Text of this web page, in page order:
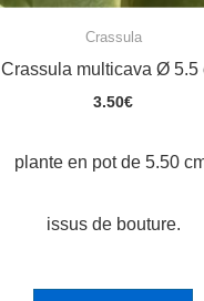
Crassula
Crassula multicava Ø 5.5
3.50€
plante en pot de 5.50
issus de bouture.